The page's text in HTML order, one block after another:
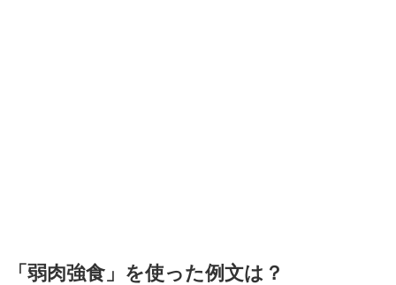
「弱肉強食」を使った例文は？